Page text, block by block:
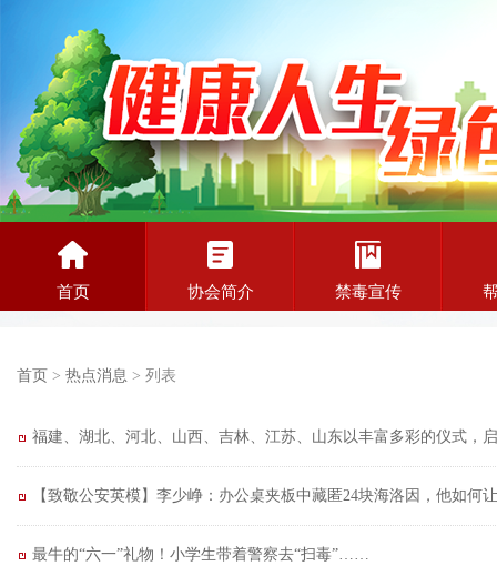
首页 协会简介 禁毒宣传
首页 > 热点消息 > 列表
福建、湖北、河北、山西、吉林、江苏、山东以丰富多彩的仪式，
【致敬公安英模】李少峥：办公桌夹板中藏匿24块海洛因，他如何
最牛的“六一”礼物！小学生带着警察去“扫毒”……